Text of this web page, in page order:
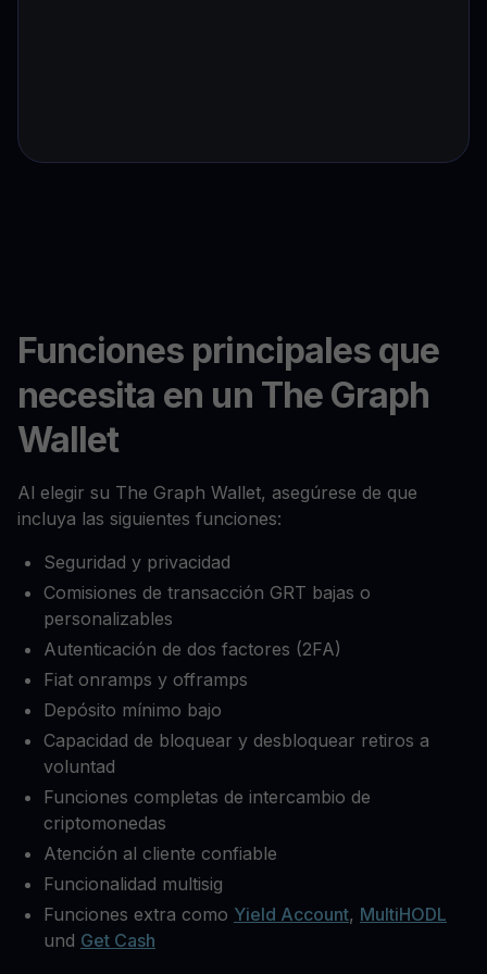
Funciones principales que
necesita en un The Graph
Wallet
Al elegir su The Graph Wallet, asegúrese de que
incluya las siguientes funciones:
Seguridad y privacidad
Comisiones de transacción GRT bajas o
personalizables
Autenticación de dos factores (2FA)
Fiat onramps y offramps
Depósito mínimo bajo
Capacidad de bloquear y desbloquear retiros a
voluntad
Funciones completas de intercambio de
criptomonedas
Atención al cliente confiable
Funcionalidad multisig
Funciones extra como Yield Account, MultiHODL
und Get Cash